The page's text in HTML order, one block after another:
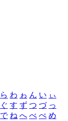
ら わ ゎ ん い ぃ
ぐ す ず つ づ っ
で ね へ べ ぺ め